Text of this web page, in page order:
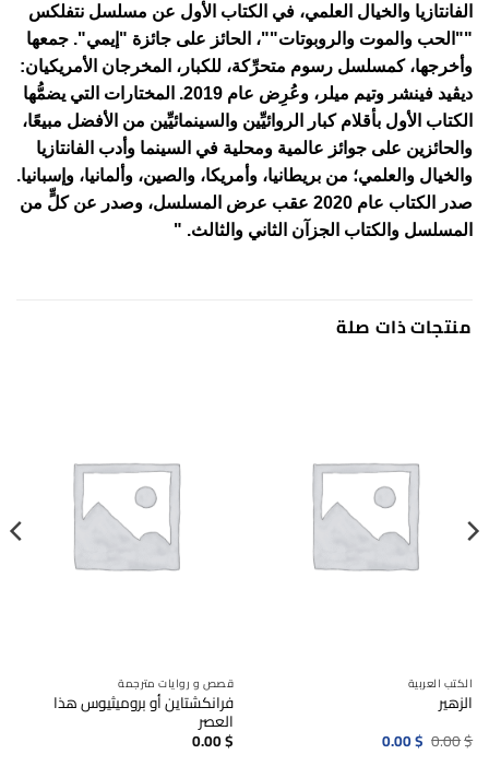
الفانتازيا والخيال العلمي، في الكتاب الأول عن مسلسل نتفلكس
""الحب والموت والروبوتات""، الحائز على جائزة "إيمي". جمعها
وأخرجها، كمسلسل رسوم متحرِّكة، للكبار، المخرجان الأمريكيان:
ديڤيد فينشر وتيم ميلر، وعُرِض عام 2019. المختارات التي يضمُّها
الكتاب الأول بأقلام كبار الروائيِّين والسينمائيِّين من الأفضل مبيعًا،
والحائزين على جوائز عالمية ومحلية في السينما وأدب الفانتازيا
والخيال والعلمي؛ من بريطانيا، وأمريكا، والصين، وألمانيا، وإسبانيا.
صدر الكتاب عام 2020 عقب عرض المسلسل، وصدر عن كلٍّ من
المسلسل والكتاب الجزآن الثاني والثالث. "
منتجات ذات صلة
الكتب العربية
الزهير
0.00$ السعر
الأصلي
0.00$ السعر
الحالي
قصص و روايات مترجمة
فرانكشتاين أو بروميثيوس هذا
العصر
0.00$